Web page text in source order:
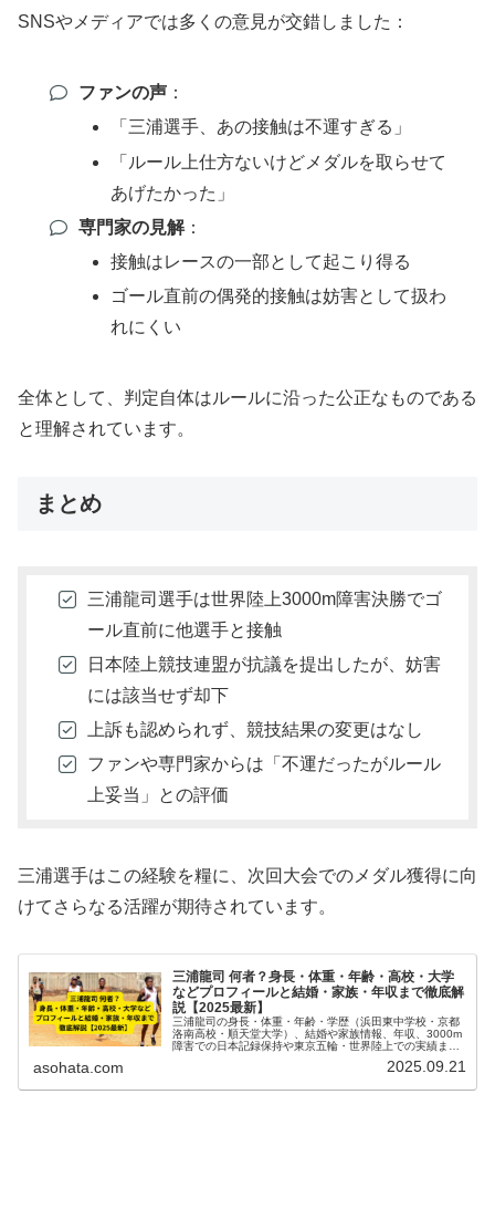
SNSやメディアでは多くの意見が交錯しました：
ファンの声：
「三浦選手、あの接触は不運すぎる」
「ルール上仕方ないけどメダルを取らせて
あげたかった」
専門家の見解：
接触はレースの一部として起こり得る
ゴール直前の偶発的接触は妨害として扱わ
れにくい
全体として、判定自体はルールに沿った公正なものである
と理解されています。
まとめ
三浦龍司選手は世界陸上3000m障害決勝でゴ
ール直前に他選手と接触
日本陸上競技連盟が抗議を提出したが、妨害
には該当せず却下
上訴も認められず、競技結果の変更はなし
ファンや専門家からは「不運だったがルール
上妥当」との評価
三浦選手はこの経験を糧に、次回大会でのメダル獲得に向
けてさらなる活躍が期待されています。
三浦龍司 何者？身長・体重・年齢・高校・大学
などプロフィールと結婚・家族・年収まで徹底解
説【2025最新】
三浦龍司の身長・体重・年齢・学歴（浜田東中学校・京都
洛南高校・順天堂大学）、結婚や家族情報、年収、3000m
障害での日本記録保持や東京五輪・世界陸上での実績まで
asohata.com 2025.09.21